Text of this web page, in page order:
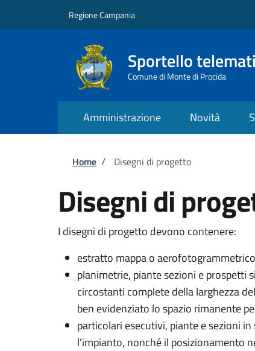
Regione Campania
Sportello
Comune di Monte di Procida
Amministrazione Novità
Briciole di pane
Home / Disegni di progetto
Disegni di
I disegni di progetto devono contenere:
estratto mappa o
planimetrie, piante sezioni e prospetti
circostanti complete della larghezza
ben evidenziato lo spazio rimanente
particolari esecutivi, piante e sezioni
l’impianto, nonché il posizionamento